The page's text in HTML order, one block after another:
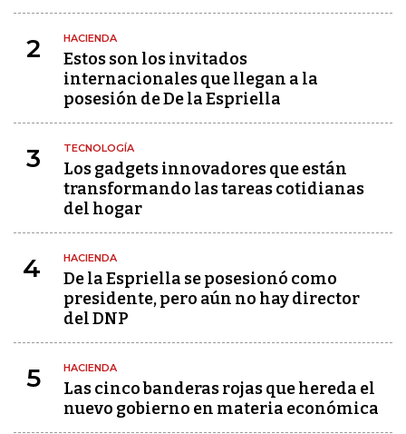
2 HACIENDA
Estos son los invitados
internacionales que llegan a la
posesión de De la Espriella
3 TECNOLOGÍA
Los gadgets innovadores que están
transformando las tareas cotidianas
del hogar
4 HACIENDA
De la Espriella se posesionó como
presidente, pero aún no hay director
del DNP
5 HACIENDA
Las cinco banderas rojas que hereda el
nuevo gobierno en materia económica